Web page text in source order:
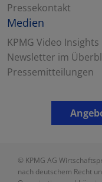
Pressekontakt
Medien
KPMG Video Insights
Newsletter im
Pressemitteilungen
© KPMG AG
nach deutschem Recht